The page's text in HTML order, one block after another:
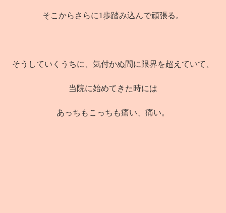
そこからさらに1歩踏み込んで頑張る。
そうしていくうちに、気付かぬ間に限界を超えていて、
当院に始めてきた時には
あっちもこっちも痛い、痛い。